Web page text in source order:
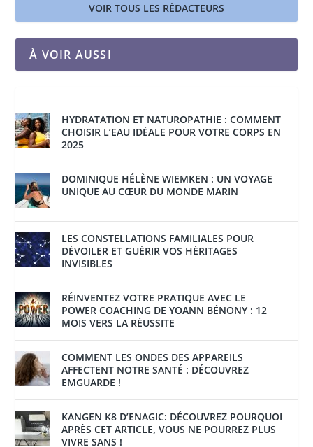
VOIR TOUS LES RÉDACTEURS
À VOIR AUSSI
HYDRATATION ET NATUROPATHIE : COMMENT
CHOISIR L’EAU IDÉALE POUR VOTRE CORPS EN
2025
DOMINIQUE HÉLÈNE WIEMKEN : UN VOYAGE
UNIQUE AU CŒUR DU MONDE MARIN
LES CONSTELLATIONS FAMILIALES POUR
DÉVOILER ET GUÉRIR VOS HÉRITAGES
INVISIBLES
RÉINVENTEZ VOTRE PRATIQUE AVEC LE
POWER COACHING DE YOANN BÉNONY : 12
MOIS VERS LA RÉUSSITE
COMMENT LES ONDES DES APPAREILS
AFFECTENT NOTRE SANTÉ : DÉCOUVREZ
EMGUARDE !
KANGEN K8 D’ENAGIC: DÉCOUVREZ POURQUOI
APRÈS CET ARTICLE, VOUS NE POURREZ PLUS
VIVRE SANS !